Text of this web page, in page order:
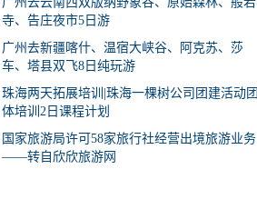
寺、告庄夜市5日游
广州去新疆喀什、温宿大峡谷、阿克苏、莎
车、塔县双飞8日纯玩游
珠海两天拓展培训|珠海一棵树公司团建活动团
体培训2日课程计划
国家旅游局许可58家旅行社经营出境旅游业务
——转自欣欣旅游网